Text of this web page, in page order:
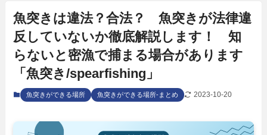
魚突きは違法？合法？ 魚突きが法律違
反していないか徹底解説します！ 知
らないと密漁で捕まる場合があります
「魚突き/spearfishing」
魚突きができる場所 魚突きができる場所-まとめ 2023-10-20